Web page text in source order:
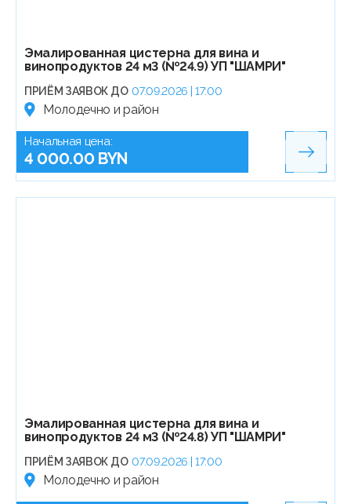
Эмалированная цистерна для вина и
винопродуктов 24 м3 (№24.9) УП "ШАМРИ"
ПРИЁМ ЗАЯВОК ДО 07.09.2026 | 17:00
Молодечно и район
Начальная цена:
4 000.00 BYN
Эмалированная цистерна для вина и
винопродуктов 24 м3 (№24.8) УП "ШАМРИ"
ПРИЁМ ЗАЯВОК ДО 07.09.2026 | 17:00
Молодечно и район